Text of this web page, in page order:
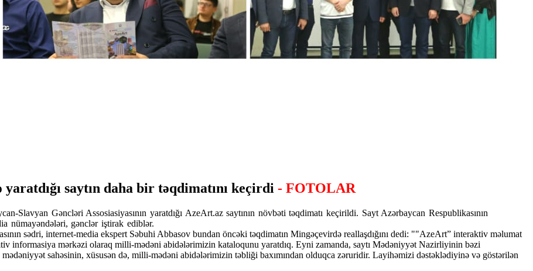
saytın daha bir təqdimatını keçirdi - FOTOLAR
Slavyan Gəncləri Assosiasiyasının yaratdığı AzeArt.az saytının növbəti təqdimatı keçirildi. Sayt Azərbaycan Respublikasının
nümayəndələri, gənclər iştirak ediblər.
sədri, internet-media ekspert Səbuhi Abbasov bundan öncəki təqdimatın Mingəçevirdə reallaşdığını dedi: ""AzeArt” interaktiv məlumat
informasiya mərkəzi olaraq milli-mədəni abidələrimizin kataloqunu yaratdıq. Eyni zamanda, saytı Mədəniyyət Nazirliyinin bəzi
sahəsinin, xüsusən də, milli-mədəni abidələrimizin təbliği baxımından olduqca zəruridir. Layihəmizi dəstəklədiyinə və göstərilən